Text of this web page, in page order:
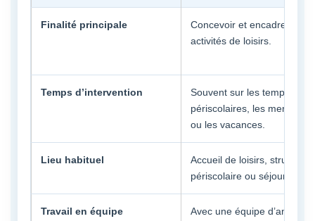
Finalité principale
Concevoir et encadrer des
activités de loisirs.
Temps d’intervention
Souvent sur les temps
périscolaires, les mercredis
ou les vacances.
Lieu habituel
Accueil de loisirs, structure
périscolaire ou séjour.
Travail en équipe
Avec une équipe